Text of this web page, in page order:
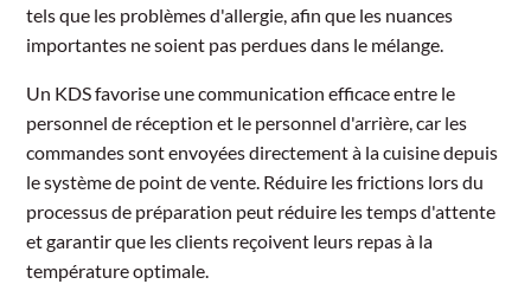
tels que les problèmes d'allergie, afin que les nuances
importantes ne soient pas perdues dans le mélange.
Un KDS favorise une communication efficace entre le
personnel de réception et le personnel d'arrière, car les
commandes sont envoyées directement à la cuisine depuis
le système de point de vente. Réduire les frictions lors du
processus de préparation peut réduire les temps d'attente
et garantir que les clients reçoivent leurs repas à la
température optimale.